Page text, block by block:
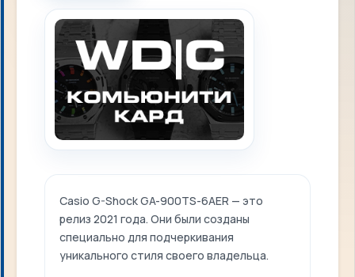
Casio G-Shock GA-900TS-6AER — это
релиз 2021 года. Они были созданы
специально для подчеркивания
уникального стиля своего владельца.